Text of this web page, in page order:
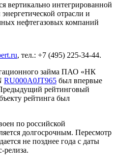
вертикально интегрированной
отрасли и
нефтегазовых компаний
, тел.: +7 (495) 225-34-44.
займа ПАО «НК
RU000A0JT965 был впервые
рейтинговый
рейтинга был
по российской
долгосрочным. Пересмотр
не позднее года с даты
релиза.